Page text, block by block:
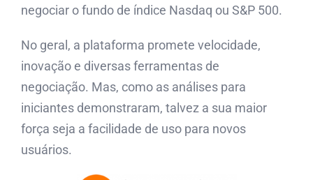
negociar o fundo de índice Nasdaq ou S&P 500.
No geral, a plataforma promete velocidade,
inovação e diversas ferramentas de
negociação. Mas, como as análises para
iniciantes demonstraram, talvez a sua maior
força seja a facilidade de uso para novos
usuários.